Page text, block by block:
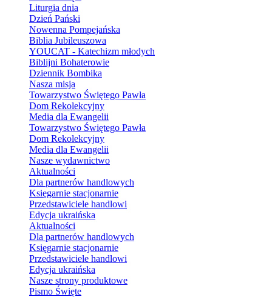
Liturgia dnia
Dzień Pański
Nowenna Pompejańska
Biblia Jubileuszowa
YOUCAT - Katechizm młodych
Biblijni Bohaterowie
Dziennik Bombika
Nasza misja
Towarzystwo Świętego Pawła
Dom Rekolekcyjny
Media dla Ewangelii
Towarzystwo Świętego Pawła
Dom Rekolekcyjny
Media dla Ewangelii
Nasze wydawnictwo
Aktualności
Dla partnerów handlowych
Księgarnie stacjonarnie
Przedstawiciele handlowi
Edycja ukraińska
Aktualności
Dla partnerów handlowych
Księgarnie stacjonarnie
Przedstawiciele handlowi
Edycja ukraińska
Nasze strony produktowe
Pismo Święte